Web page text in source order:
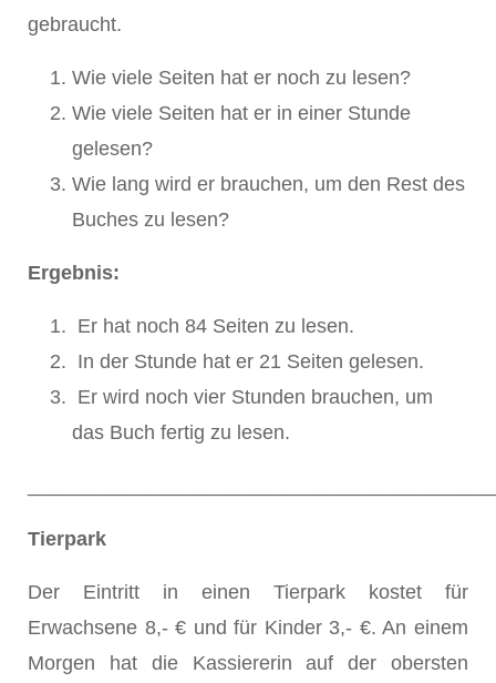
gebraucht.
Wie viele Seiten hat er noch zu lesen?
Wie viele Seiten hat er in einer Stunde
gelesen?
Wie lang wird er brauchen, um den Rest des
Buches zu lesen?
Ergebnis:
Er hat noch 84 Seiten zu lesen.
In der Stunde hat er 21 Seiten gelesen.
Er wird noch vier Stunden brauchen, um
das Buch fertig zu lesen.
Tierpark
Der Eintritt in einen Tierpark kostet für
Erwachsene 8,- € und für Kinder 3,- €. An einem
Morgen hat die Kassiererin auf der obersten